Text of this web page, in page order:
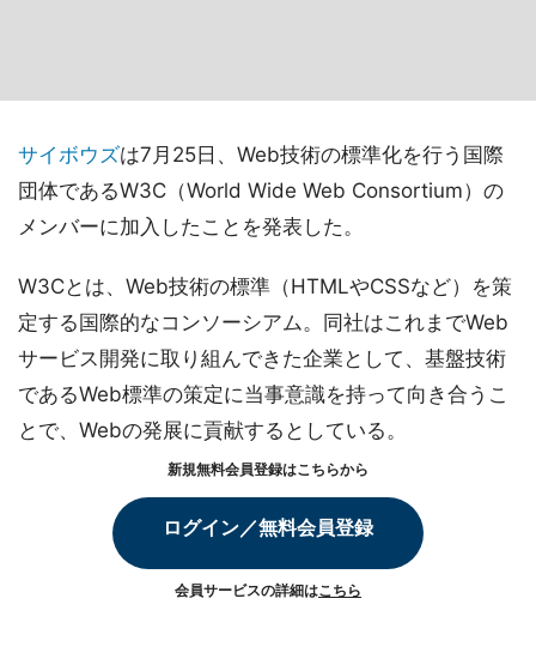
サイボウズは7月25日、Web技術の標準化を行う国際
団体であるW3C（World Wide Web Consortium）の
メンバーに加入したことを発表した。
W3Cとは、Web技術の標準（HTMLやCSSなど）を策
定する国際的なコンソーシアム。同社はこれまでWeb
サービス開発に取り組んできた企業として、基盤技術
であるWeb標準の策定に当事意識を持って向き合うこ
とで、Webの発展に貢献するとしている。
新規無料会員登録はこちらから
ログイン／無料会員登録
会員サービスの詳細はこちら